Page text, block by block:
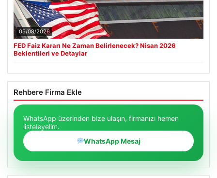
05/08/2026
FED Faiz Kararı Ne Zaman Belirlenecek? Nisan 2026
Beklentileri ve Detaylar
Rehbere Firma Ekle
WhatsApp üzerinden bize ulaşın, firmanızı hemen
listeleyelim.
WhatsApp Mesaj